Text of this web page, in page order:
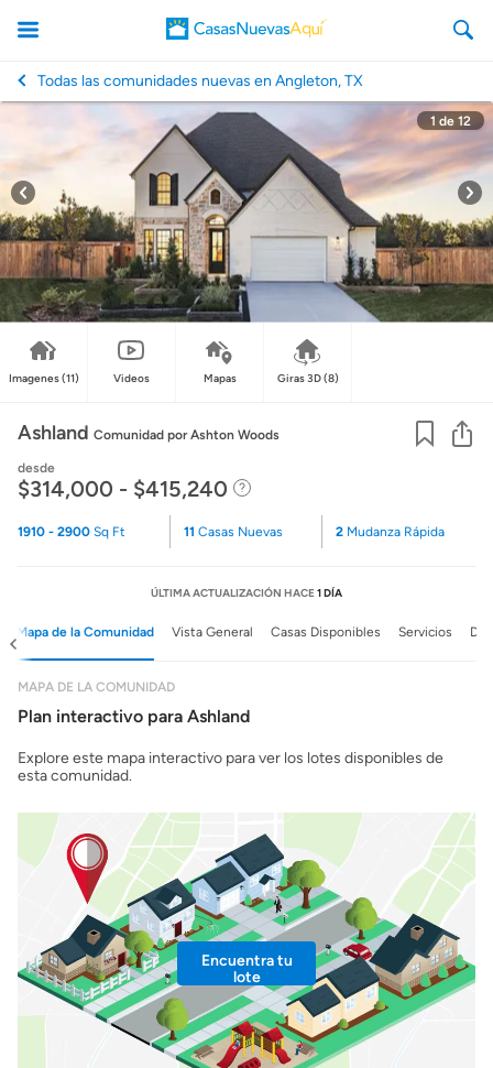
CasasNuevasAqui
Todas las comunidades nuevas en Angleton, TX
1 de 12
Imagenes(11) Videos Mapas Giras 3D(8)
Ashland Comunidad por Ashton Woods
desde
$314,000 - $415,240
1910 - 2900 Sq Ft 11 Casas Nuevas 2 Mudanza Rápida
ÚLTIMA ACTUALIZACIÓN HACE1 DÍA
Mapa de la Comunidad Vista General Casas Disponibles Servicios
MAPA DE LA COMUNIDAD
Plan interactivo para Ashland
Explore este mapa interactivo para ver los lotes disponibles de
esta comunidad.
Encuentra tu
lote